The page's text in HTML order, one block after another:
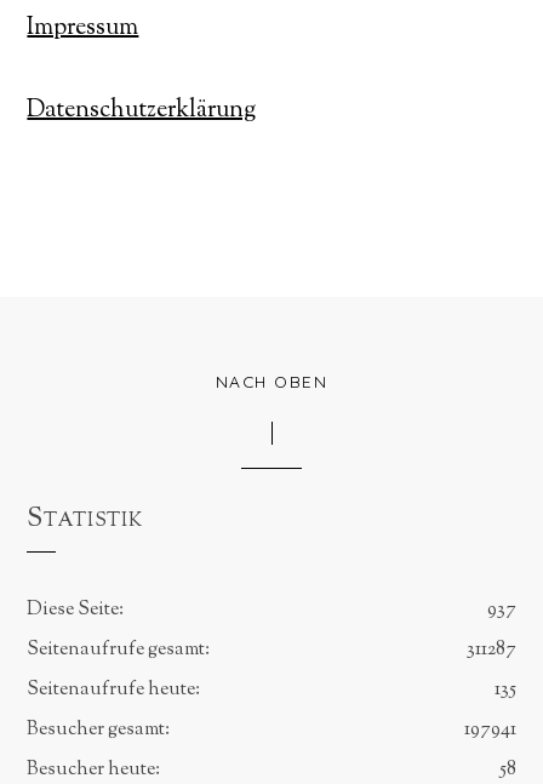
Impressum
Datenschutzerklärung
NACH OBEN
Statistik
937
Diese Seite:
311287
Seitenaufrufe gesamt:
135
Seitenaufrufe heute:
197941
Besucher gesamt:
58
Besucher heute: